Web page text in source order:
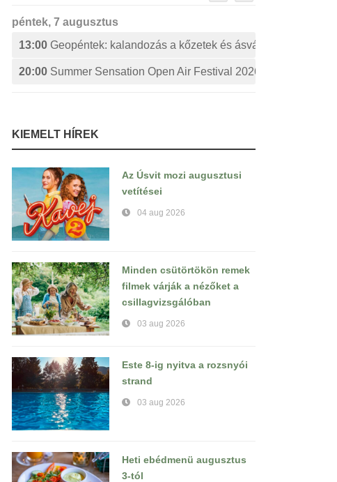
péntek, 7 augusztus
13:00 Geopéntek: kalandozás a kőzetek és ásványok izgalmas
20:00 Summer Sensation Open Air Festival 2026:
KIEMELT HÍREK
Az Úsvit mozi augusztusi
vetítései
04 aug 2026
Minden csütörtökön remek
filmek várják a nézőket a
csillagvizsgálóban
03 aug 2026
Este 8-ig nyitva a rozsnyói
strand
03 aug 2026
Heti ebédmenü augusztus
3-tól